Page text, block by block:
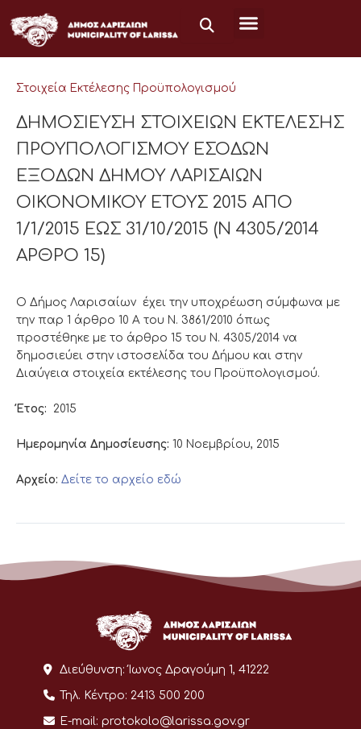
στο
περιεχόμενο
Στοιχεία Εκτέλεσης Προϋπολογισμού
ΔΗΜΟΣΙΕΥΣΗ ΣΤΟΙΧΕΙΩΝ ΕΚΤΕΛΕΣΗΣ
ΠΡΟΥΠΟΛΟΓΙΣΜΟΥ ΕΣΟΔΩΝ
ΕΞΟΔΩΝ ΔΗΜΟΥ ΛΑΡΙΣΑΙΩΝ
ΟΙΚΟΝΟΜΙΚΟΥ ΕΤΟΥΣ 2015 ΑΠΟ
1/1/2015 ΕΩΣ 31/10/2015 (Ν 4305/2014
ΑΡΘΡΟ 15)
Ο Δήμος Λαρισαίων έχει την υποχρέωση σύμφωνα με
την παρ 1 άρθρο 10 Α του Ν. 3861/2010 όπως
προστέθηκε με το άρθρο 15 του Ν. 4305/2014 να
δημοσιεύει στην ιστοσελίδα του Δήμου και στην
Διαύγεια στοιχεία εκτέλεσης του Προϋπολογισμού.
Έτος: 2015
Ημερομηνία Δημοσίευσης: 10 Νοεμβρίου, 2015
Αρχείο: Δείτε το αρχείο εδώ
Διεύθυνση: Ίωνος Δραγούμη 1, 41222
Τηλ. Κέντρο: 2413 500 200
E-mail: protokolo@larissa.gov.gr